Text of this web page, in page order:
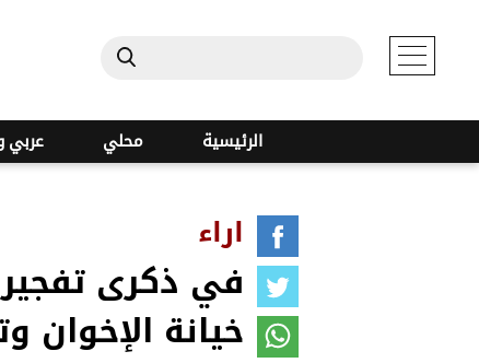
الرئيسية محلي عربي
اراء
في ذكرى تفجير
خيانة الإخوان